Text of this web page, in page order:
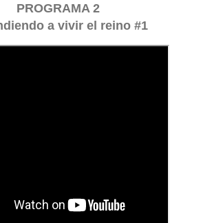
PROGRAMA 2
a vivir el reino #1